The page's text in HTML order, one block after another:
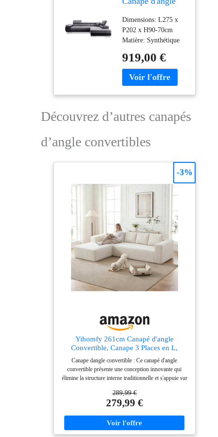
Marius Gris et
Noir
Dimensions: L275 x
P202 x H90-70cm
Matière: Synthétique
(100% Polyester)
Livraison en France
Métropolitaine
pas de porte de votre
domicile (rez-de-
919,00 €
Découvrez d’autres canapés
d’angle convertibles
Yihomfy 261cm Canapé d'angle
Convertible, Canape 3 Places en L,
Compressible canapé modulable Cloud
avec Assise Profonde, canape Dangle
Convertible et Librement combinable
pour Le Salon, Beige
Canape dangle convertible : Ce canapé d'angle
convertible présente une conception innovante qui
élimine la structure interne traditionnelle et s'appuie sur
pour un soutien stable et uniforme. Le rembourrage en
mousse à mémoire de forme haute densité épouse les
aérien comparable à celle de se reposer sur un nuage,
tout en préservant sa forme et en évitant
289,99 €
279,99 €
-3%